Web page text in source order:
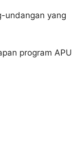
undangan yang
program APU